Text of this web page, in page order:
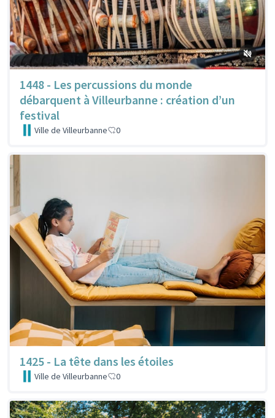
1448 - Les percussions du monde
débarquent à Villeurbanne : création d’un
festival
Ville de Villeurbanne 0
1425 - La tête dans les étoiles
Ville de Villeurbanne 0